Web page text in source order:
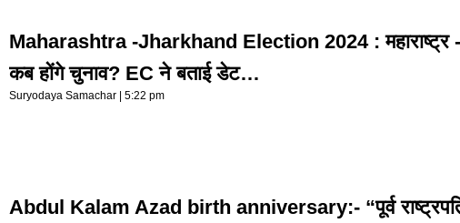
Maharashtra -Jharkhand Election 2024 : महाराष्ट्र
कब होंगे चुनाव? EC ने बताई डेट…
Suryodaya Samachar 5:22 pm
Abdul Kalam Azad birth anniversary:- “पूर्व